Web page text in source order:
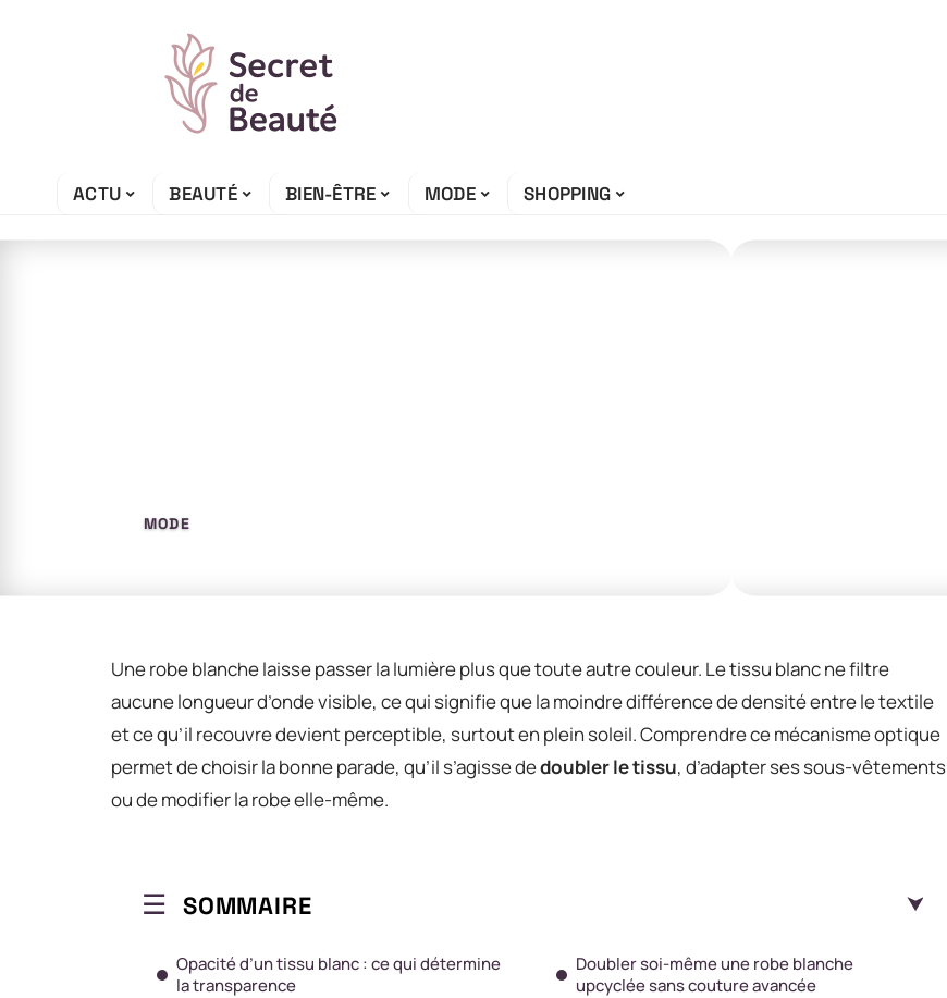
ACTU BEAUTÉ BIEN-ÊTRE MODE SHOPPING
MODE
Une robe blanche laisse passer la lumière plus que toute autre couleur. Le tissu blanc ne filtre
aucune longueur d’onde visible, ce qui signifie que la moindre différence de densité entre le textile
et ce qu’il recouvre devient perceptible, surtout en plein soleil. Comprendre ce mécanisme optique
permet de choisir la bonne parade, qu’il s’agisse dedoubler le tissu, d’adapter ses sous-vêtements
ou de modifier la robe elle-même.
SOMMAIRE
Opacité d’un tissu blanc : ce qui détermine
la transparence
Doubler soi-même une robe blanche
upcyclée sans couture avancée